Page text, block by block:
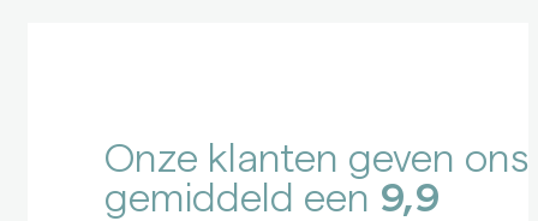
Onze klanten geven ons
gemiddeld een 9,9